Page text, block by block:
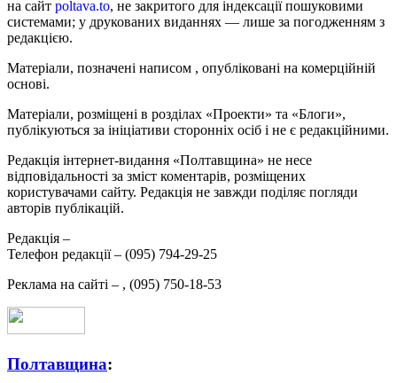
на сайт poltava.to, не закритого для індексації пошуковими
системами; у друкованих виданнях — лише за погодженням з
редакцією.
Матеріали, позначені написом , опубліковані на комерційній
основі.
Матеріали, розміщені в розділах «Проекти» та «Блоги»,
публікуються за ініціативи сторонніх осіб і не є редакційними.
Редакція інтернет-видання «Полтавщина» не несе
відповідальності за зміст коментарів, розміщених
користувачами сайту. Редакція не завжди поділяє погляди
авторів публікацій.
Редакція –
Телефон редакції – (095) 794-29-25
Реклама на сайті – , (095) 750-18-53
Полтавщина: